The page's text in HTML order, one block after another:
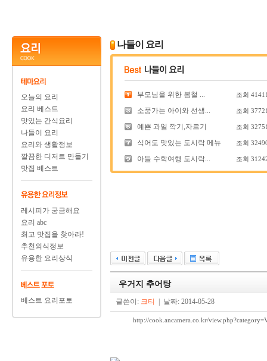
오늘의 요리
요리 베스트
맛있는 간식요리
나들이 요리
요리와 생활정보
깔끔한 디저트 만들기
맛집 베스트
레시피가 궁금해요
요리 abc
최고 맛집을 찾아라!
추천외식정보
유용한 요리상식
베스트 요리포토
나들이 요리
부모님을 위한 봄철 ... 조회
소풍가는 아이와 선생... 조회
예쁜 과일 깍기,자르기 조회
식어도 맛있는 도시락 메뉴 조회
아들 수학여행 도시락... 조회
우거지 추어탕
글쓴이: 크티 | 날짜: 2014-05-28
http://cook.ancamera.co.kr/